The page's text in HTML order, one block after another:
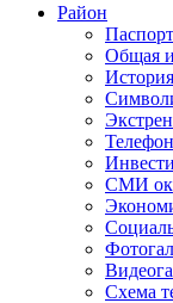
Район
Общая
История
СМИ
Схема